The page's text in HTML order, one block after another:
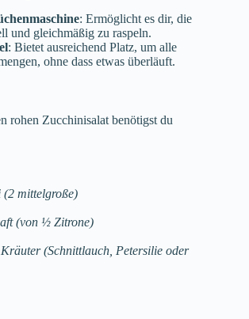
: Ermöglicht es dir, die
und gleichmäßig zu raspeln.
: Bietet ausreichend Platz, um alle
ohne dass etwas überläuft.
rohen Zucchinisalat benötigst du
mittelgroße)
(von ½ Zitrone)
(Schnittlauch, Petersilie oder